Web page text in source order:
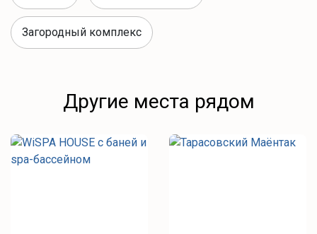
Загородный комплекс
Другие места рядом